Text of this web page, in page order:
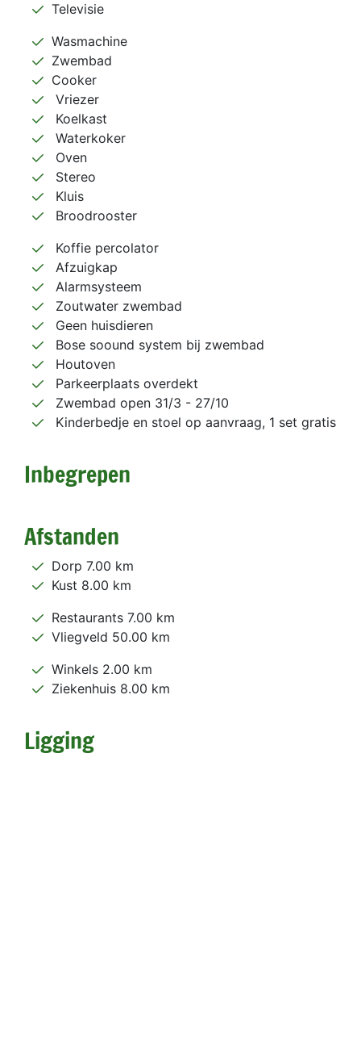
Televisie
Wasmachine
Zwembad
Cooker
Vriezer
Koelkast
Waterkoker
Oven
Stereo
Kluis
Broodrooster
Koffie percolator
Afzuigkap
Alarmsysteem
Zoutwater zwembad
Geen huisdieren
Bose soound system bij zwembad
Houtoven
Parkeerplaats overdekt
Zwembad open 31/3 - 27/10
Kinderbedje en stoel op aanvraag, 1 set gratis
Inbegrepen
Afstanden
Dorp 7.00 km
Kust 8.00 km
Restaurants 7.00 km
Vliegveld 50.00 km
Winkels 2.00 km
Ziekenhuis 8.00 km
Ligging